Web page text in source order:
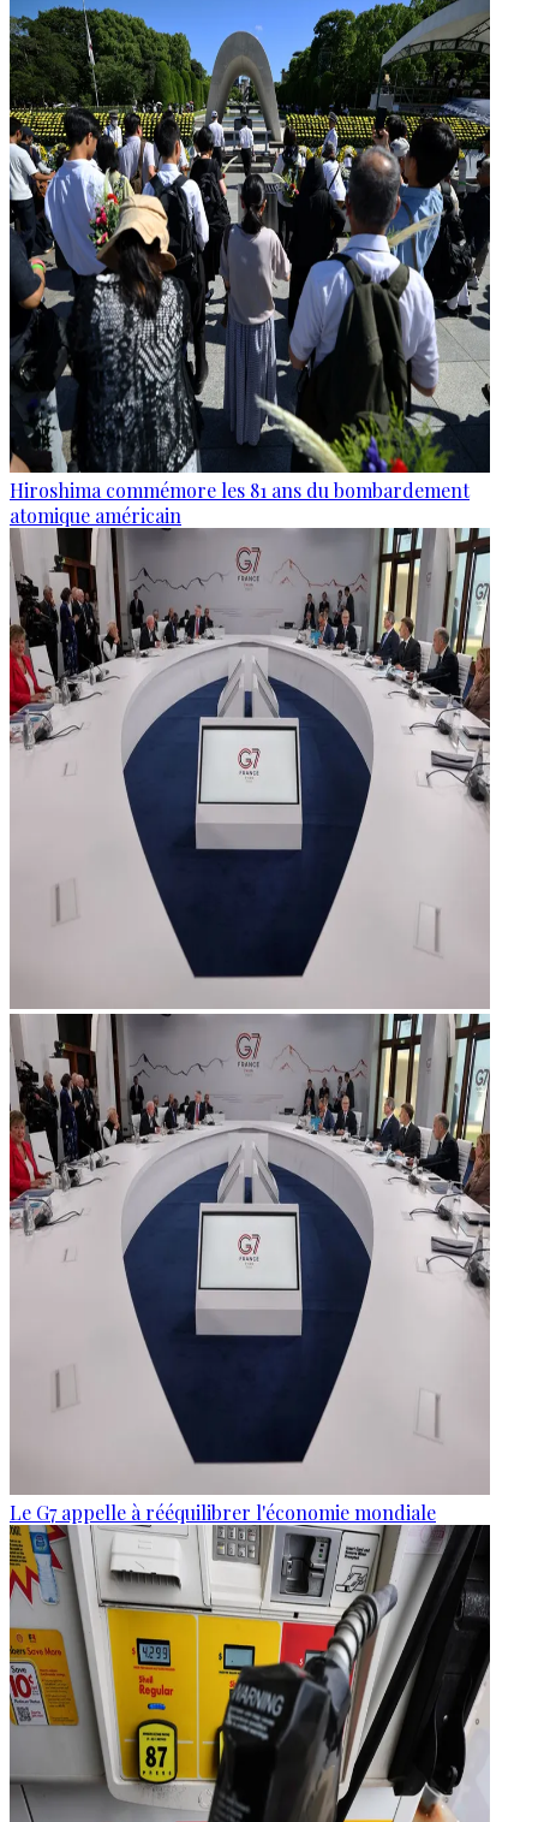
Hiroshima commémore les 81 ans du bombardement
atomique américain
Le G7 appelle à rééquilibrer l'économie mondiale